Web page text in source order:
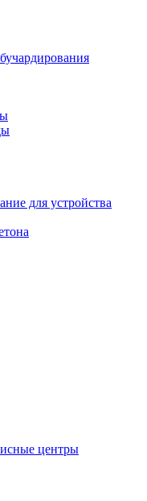
для устройства
центры